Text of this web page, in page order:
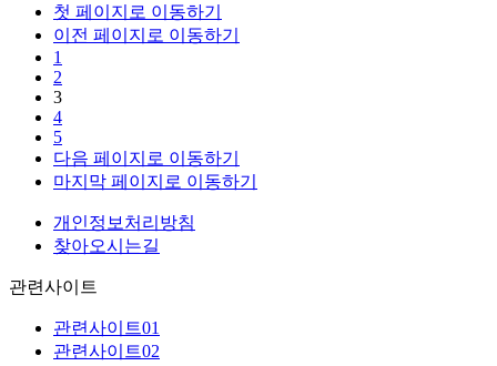
첫 페이지로 이동하기
이전 페이지로 이동하기
1
2
3
4
5
다음 페이지로 이동하기
마지막 페이지로 이동하기
개인정보처리방침
찾아오시는길
관련사이트
관련사이트01
관련사이트02